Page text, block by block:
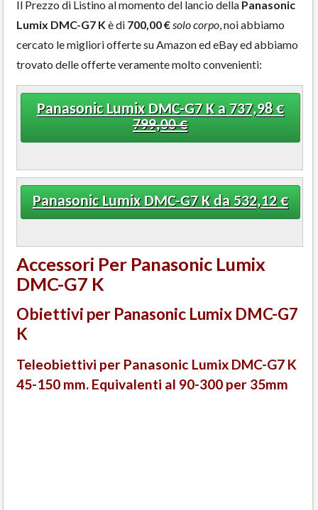
Il Prezzo di Listino al momento del lancio della Panasonic
Lumix DMC-G7 Kè di 700,00 €solo corpo, noi abbiamo
cercato le migliori offerte su Amazon ed eBay ed abbiamo
trovato delle offerte veramente molto convenienti:
Panasonic Lumix DMC-G7 K a 737,98 €
799,00 €
Panasonic Lumix DMC-G7 K da 532,12 €
Accessori Per Panasonic Lumix
DMC-G7 K
Obiettivi per Panasonic Lumix DMC-G7
K
Teleobiettivi per Panasonic Lumix DMC-G7 K
45-150 mm. Equivalenti al 90-300 per 35mm